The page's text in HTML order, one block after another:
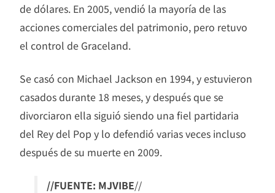
de dólares. En 2005, vendió la mayoría de las
acciones comerciales del patrimonio, pero retuvo
el control de Graceland.
Se casó con Michael Jackson en 1994, y estuvieron
casados ​​durante 18 meses, y después que se
divorciaron ella siguió siendo una fiel partidaria
del Rey del Pop y lo defendió varias veces incluso
después de su muerte en 2009.
//FUENTE: MJVIBE//